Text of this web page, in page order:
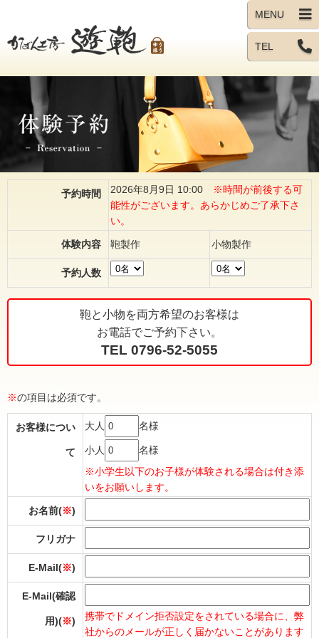
TEL
予約時間 2026年8月9日 10:00
※時間が前後する可
能性がございます。あらかじめご了承下さ
い。
体験内容 鞄製作 小物製作
予約人数
鞄と小物を両方希望のお客様は
お電話でご予約下さい。
TEL 0796-52-5055
※の項目は必須です。
お客様につい
て
大人 名様
小人
名様
※小学生以下のお子様が体験される場合は付き添
いをお願いします。
お名前(※)
フリガナ
E-Mail(※)
E-Mail(確認
用)(※)
携帯でドメイン拒否設定をされている場合に、弊
社からのメールが正しく届かないことがあります